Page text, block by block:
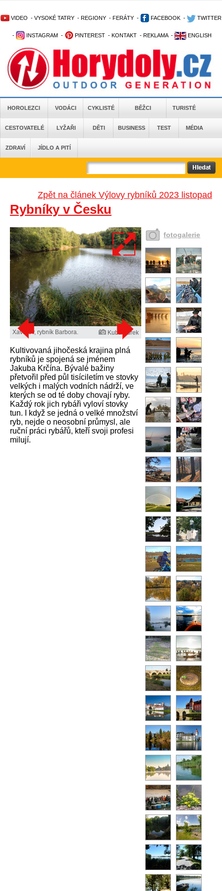
VIDEO - VYSOKÉ TATRY - REGIONY - FERÁTY - FACEBOOK - TWITTER
- INSTAGRAM - PINTEREST - KONTAKT - REKLAMA - ENGLISH
HOROLEZCI VODÁCI CYKLISTÉ BĚŽCI TURISTÉ
CESTOVATELÉ LYŽAŘI DĚTI BUSINESS TEST MÉDIA
ZDRAVÍ JÍDLO A PITÍ
Zpět na článek Výlovy rybníků 2023 listopad
Rybníky v Česku
Xaverov, rybník Barbora. Kuba Turek
Kultivovaná jihočeská krajina plná
rybníků je spojená se jménem
Jakuba Krčína. Bývalé bažiny
přetvořil před půl tisíciletím ve stovky
velkých i malých vodních nádrží, ve
kterých se od té doby chovají ryby.
Každý rok jich rybáři vyloví stovky
tun. I když se jedná o velké množství
ryb, nejde o neosobní průmysl, ale
ruční práci rybářů, kteří svoji profesi
milují.
fotogalerie